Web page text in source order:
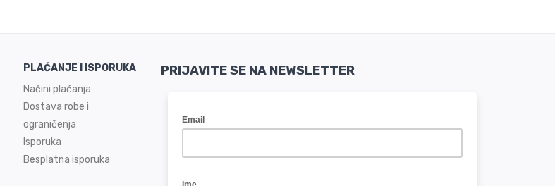
PLAĆANJE I ISPORUKA
Načini plaćanja
Dostava robe i
ograničenja
Isporuka
Besplatna isporuka
PRIJAVITE SE NA NEWSLETTER